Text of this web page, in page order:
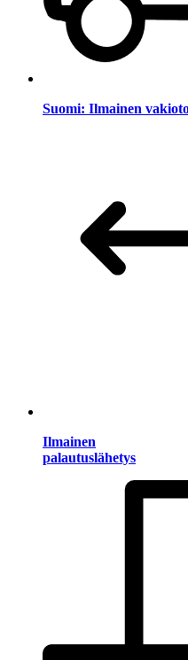
Suomi: Ilmainen
Ilmainen
palautuslähetys